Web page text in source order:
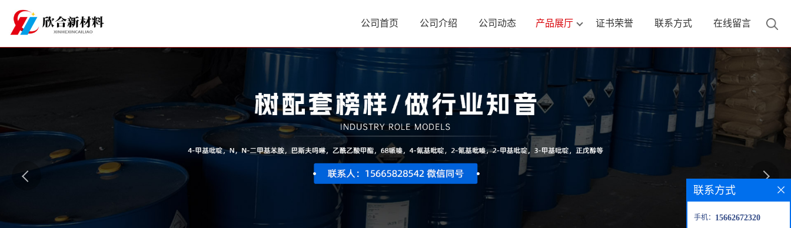
公司首页 公司介绍 公司动态 产品展厅 证书荣誉 联系方式 在线留言
联系方式
手机： 15662672320